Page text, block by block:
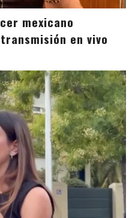
mexicano
en vivo